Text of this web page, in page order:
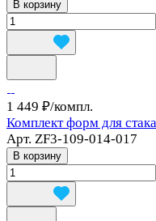
В корзину
1 449 ₽/компл.
Комплект форм для
Арт. ZF3-109-014-017
В корзину